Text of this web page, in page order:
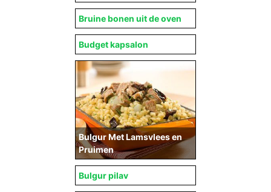
Bruine bonen uit de oven
Budget kapsalon
Bulgur Met Lamsvlees en
Pruimen
Bulgur pilav